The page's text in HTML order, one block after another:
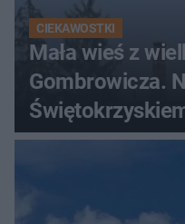
CIEKAWOSTKI
Mała wieś z
Gombrowicza.